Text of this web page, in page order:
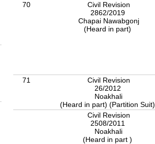
70
Civil Revision
2862/2019
Chapai Nawabgonj
(Heard in part)
71
Civil Revision
26/2012
Noakhali
(Heard in part) (Partition Suit)
Civil Revision
2508/2011
Noakhali
(Heard in part )